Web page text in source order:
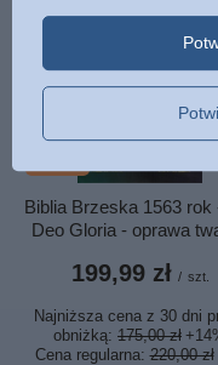
Biblia Brzeska 1563 rok
Deo Gloria - oprawa
199,99 zł / szt.
Najniższa cena z 30 dni
obniżką: 175,00 zł
Cena regularna:220,00 zł